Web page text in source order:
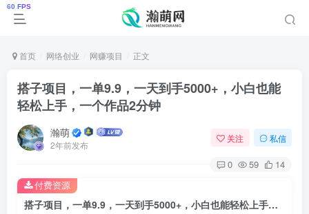
首页 网络创业 网赚项目 正文
搭子项目，一单9.9，一天到手5000+，小白也能
轻松上手，一个作品2分钟
瀚萌
2年前发布
关注 私信
0 59 14
搭子项目，一单9.9，一天到手5000+，小白也能轻松上手，一个作品2分钟
付费资源